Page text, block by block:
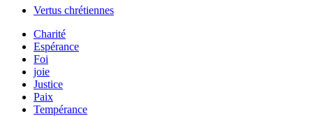
Vertus chrétiennes
Charité
Espérance
Foi
joie
Justice
Paix
Tempérance